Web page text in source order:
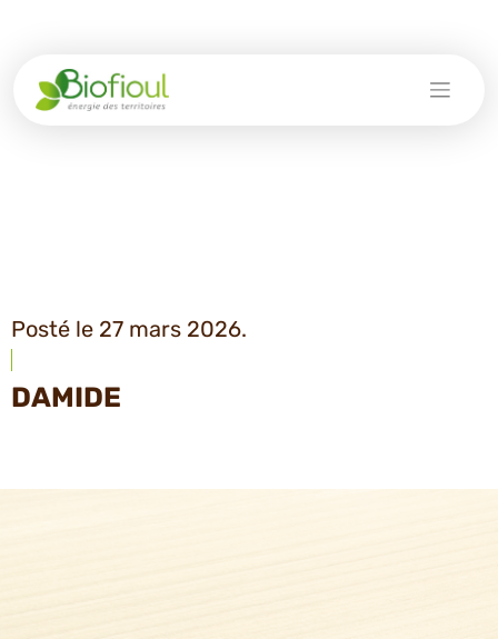
Posté le 27 mars 2026.
DAMIDE